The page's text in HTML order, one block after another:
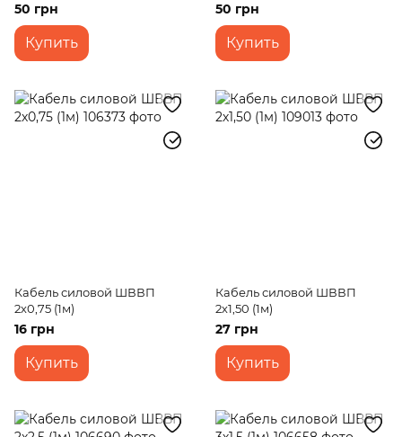
50 грн
Купить
50 грн
Купить
Кабель силовой ШВВП
2х0,75 (1м)
16 грн
Купить
Кабель силовой ШВВП
2х1,50 (1м)
27 грн
Купить